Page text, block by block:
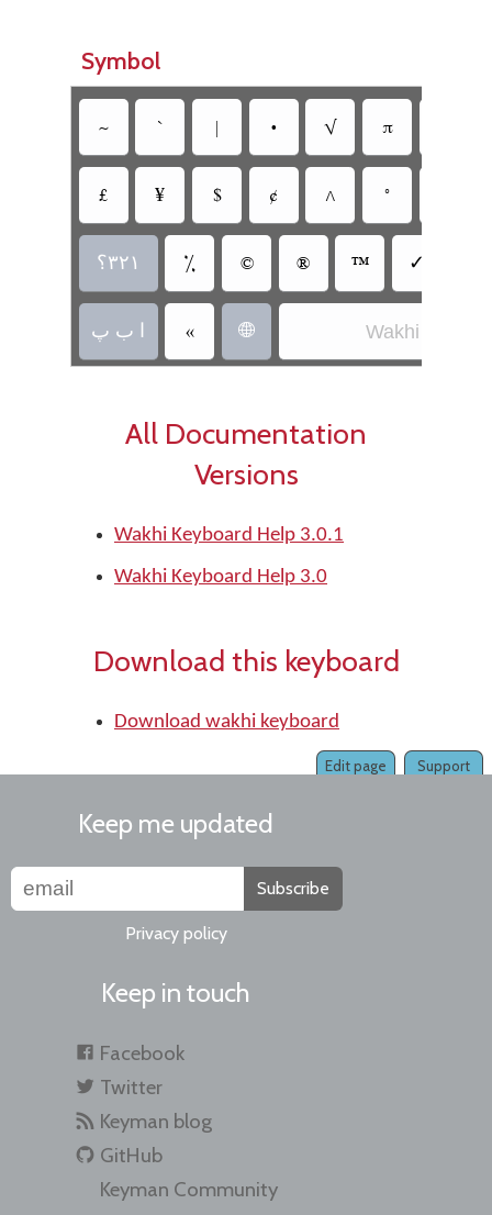
Symbol
‏ ‏ ‏ ‏ ‏ ‏
‏
‏¥ ‏ ‏ ‏ ‏
‏؟‎۳۲۱
‏ ‏ ‏ ‏ ‏✓
‏ا ب پ
‏ ‏ Wakhi
All Documentation
Versions
Wakhi Keyboard Help 3.0.1
Wakhi Keyboard Help 3.0
Download this keyboard
Download wakhi keyboard
Support
Edit page
Keep me updated
Subscribe
Privacy policy
Keep in touch
Facebook
Twitter
Keyman blog
GitHub
Keyman Community